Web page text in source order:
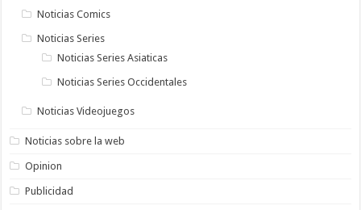
Noticias Comics
Noticias Series
Noticias Series Asiaticas
Noticias Series Occidentales
Noticias Videojuegos
Noticias sobre la web
Opinion
Publicidad